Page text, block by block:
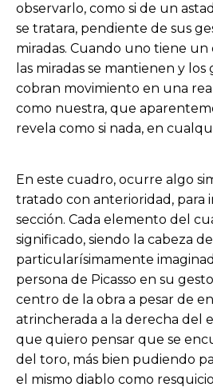
observarlo, como si de un
se tratara, pendiente de sus
miradas. Cuando uno tiene
las miradas se mantienen y los
cobran movimiento en una
como nuestra, que
revela como si nada, en
En este cuadro, ocurre algo
tratado con anterioridad, para
sección. Cada elemento del
significado, siendo la cabeza
particularísimamente
persona de Picasso en su
centro de la obra a pesar de
atrincherada a la derecha del
que quiero pensar que se
del toro, más bien pudiendo
el mismo diablo como